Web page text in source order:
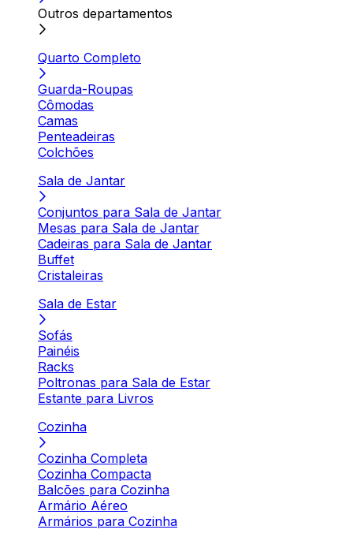
Outros departamentos
Quarto Completo
Guarda-Roupas
Cômodas
Camas
Penteadeiras
Colchões
Sala de Jantar
Conjuntos para Sala de Jantar
Mesas para Sala de Jantar
Cadeiras para Sala de Jantar
Buffet
Cristaleiras
Sala de Estar
Sofás
Painéis
Racks
Poltronas para Sala de Estar
Estante para Livros
Cozinha
Cozinha Completa
Cozinha Compacta
Balcões para Cozinha
Armário Aéreo
Armários para Cozinha